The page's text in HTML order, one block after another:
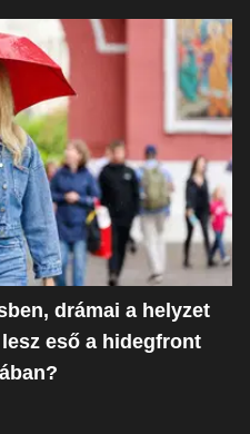
drámai a helyzet
eső a hidegfront